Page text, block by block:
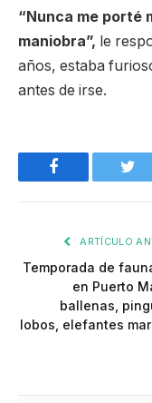
“Nunca me porté
maniobra”, le
años, estaba
antes de irse.
Facebook
ARTÍCULO
Temporada de
en Puerto
ballenas,
lobos, elefantes